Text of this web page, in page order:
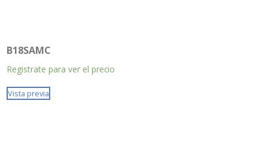
B18SAMC
Registrate para ver el precio
Vista previa